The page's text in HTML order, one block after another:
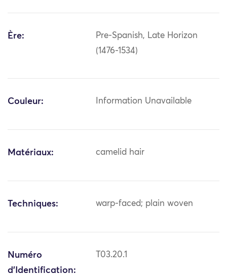
Ère:
Pre-Spanish, Late Horizon
(1476-1534)
Couleur: Information Unavailable
Matériaux: camelid hair
Techniques: warp-faced; plain woven
Numéro
d'Identification:
T03.20.1